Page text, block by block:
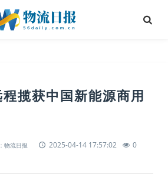
揽获中国新能源商用
物流日报 2025-04-14 17:57:02 0